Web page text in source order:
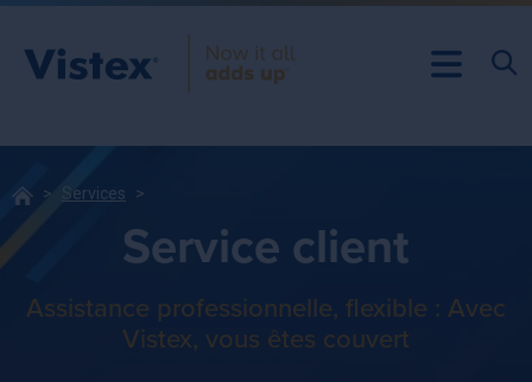
Services
Service client
Assistance professionnelle, flexible : Avec
Vistex, vous êtes couvert